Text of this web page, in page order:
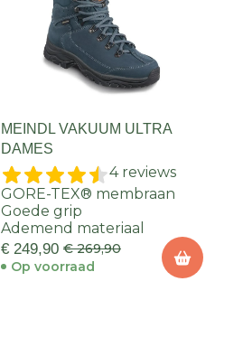
MEINDL VAKUUM ULTRA
DAMES
4 reviews
GORE-TEX® membraan
Goede grip
Ademend materiaal
€ 249,90 € 269,90
Op voorraad